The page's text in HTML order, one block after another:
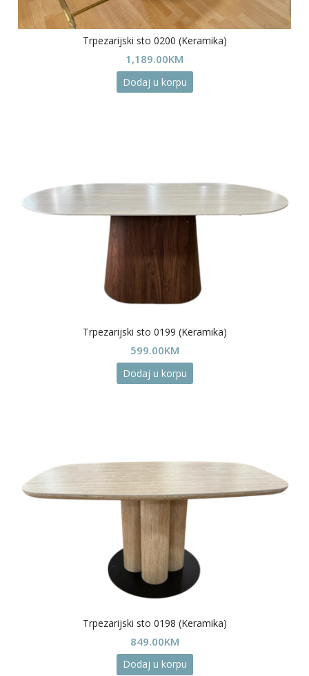
Trpezarijski sto 0200 (Keramika)
1,189.00KM
Dodaj u korpu
Trpezarijski sto 0199 (Keramika)
599.00KM
Dodaj u korpu
Trpezarijski sto 0198 (Keramika)
849.00KM
Dodaj u korpu